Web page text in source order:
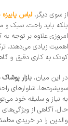
از سوی دیگر، لباس
بلکه باید راحت، سبک و
امروزی علاوه بر توجه
اهمیت زیادی می‌دهند.
کودک به کاری دقیق و
در این میان، بازار
سویشرت‌ها، شلوارهای
به نیاز و سلیقه خود
حال، آگاهی از
والدین را در خریدی